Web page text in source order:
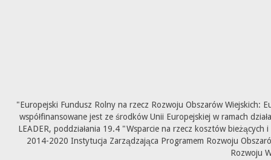
"Europejski Fundusz Rolny na rzecz Rozwoju Obszarów Wiejskich:
współfinansowane jest ze środków Unii Europejskiej w ramach
LEADER, poddziałania 19.4 "Wsparcie na rzecz kosztów
2014-2020 Instytucja Zarządzająca Programem Rozwoju
Rozwoju